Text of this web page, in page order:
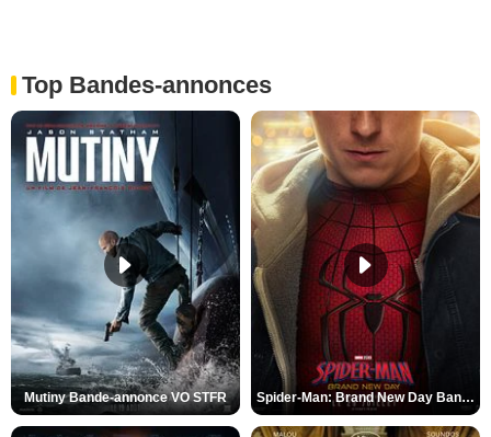
Top Bandes-annonces
Mutiny Bande-annonce VO STFR Spider-Man: Brand New Day Bande-annonce VO STFR